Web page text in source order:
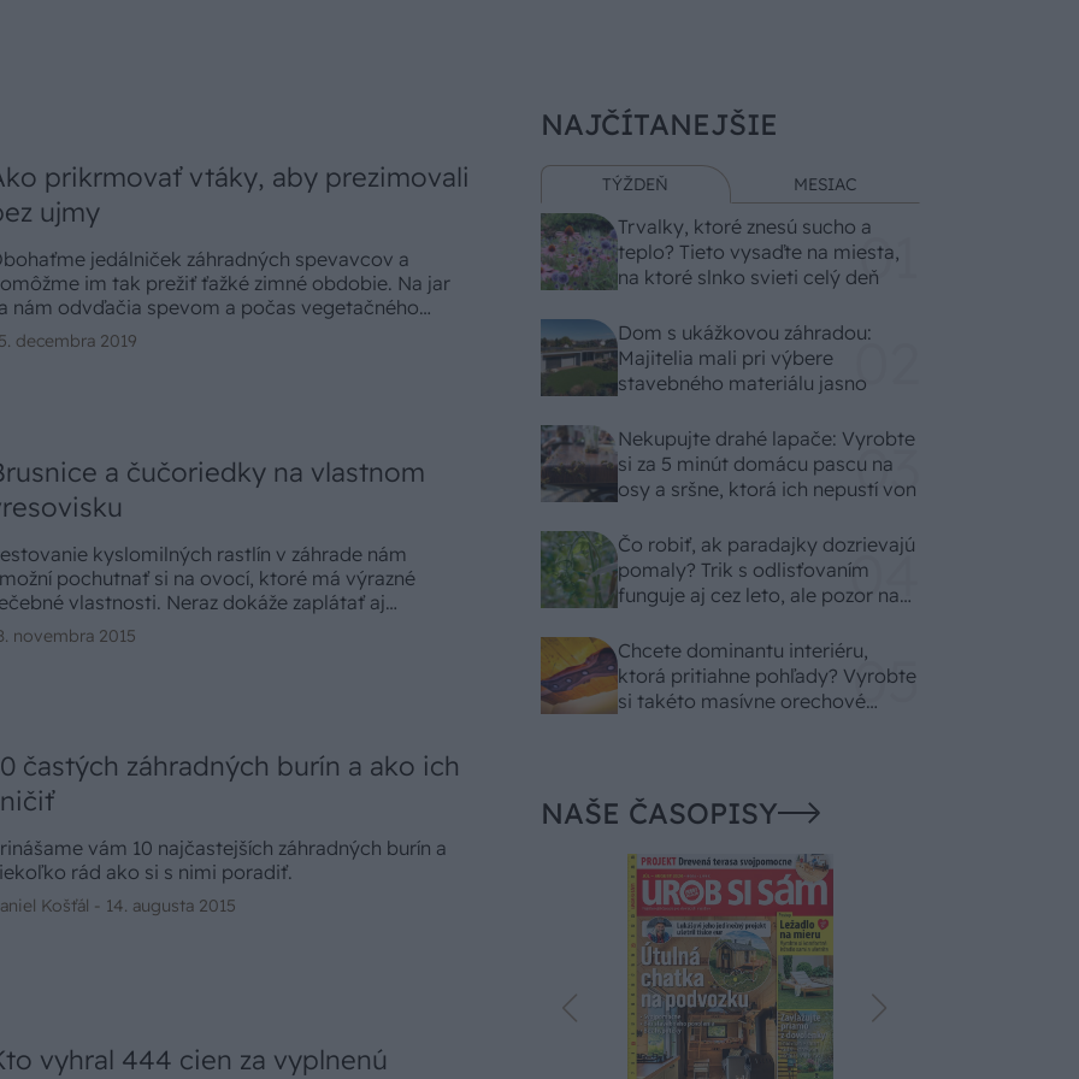
prikrmovať vtáky, aby prezimovali
ujmy
jedálniček záhradných spevavcov a
im tak prežiť ťažké zimné obdobie. Na jar
nám odvďačia spevom a počas vegetačného
pomôžu čistiť záhradu od škodcov. Aj vďaka
decembra 2019
a čučoriedky na vlastnom
kyslomilných rastlín v záhrade nám
pochutnať si na ovocí, ktoré má výrazné
vlastnosti. Neraz dokáže zaplátať aj
dieru“ v našich možnostiach a liečiť niektoré
na ktoré prestali zaberať aj kedysi
novembra 2015
častých záhradných burín a ako ich
vám 10 najčastejších záhradných burín a
rád ako si s nimi poradiť.
Košťál - 14. augusta 2015
vyhral 444 cien za vyplnenú
NAJČÍTANEJŠIE
TÝŽDEŇ MESIAC
Trvalky, ktoré znesú sucho a
teplo? Tieto vysaďte na miesta,
na ktoré slnko svieti celý deň
Dom s ukážkovou záhradou:
Majitelia mali pri výbere
stavebného materiálu jasno
Nekupujte drahé lapače: Vyrobte
si za 5 minút domácu pascu na
osy a sršne, ktorá ich nepustí von
Čo robiť, ak paradajky dozrievajú
pomaly? Trik s odlisťovaním
funguje aj cez leto, ale pozor na
Chcete dominantu interiéru,
ktorá pritiahne pohľady? Vyrobte
si takéto masívne orechové
NAŠE ČASOPISY